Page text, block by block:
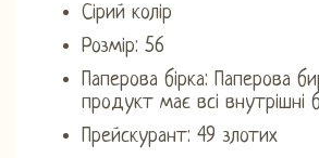
Сірий колір
Розмір: 56
Паперова бірка: Паперова
продукт має всі внутрішні
Прейскурант: 49 злотих